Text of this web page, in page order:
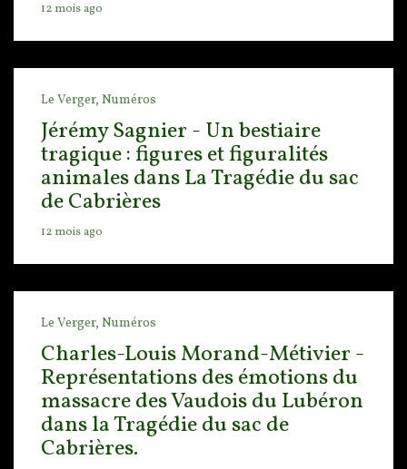
12 mois ago
Le Verger, Numéros
Jérémy Sagnier - Un bestiaire
tragique : figures et figuralités
animales dans La Tragédie du sac
de Cabrières
12 mois ago
Le Verger, Numéros
Charles-Louis Morand-Métivier -
Représentations des émotions du
massacre des Vaudois du Lubéron
dans la Tragédie du sac de
Cabrières.